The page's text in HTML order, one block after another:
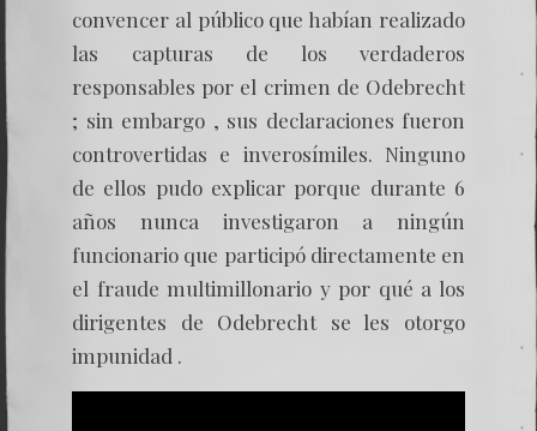
convencer al público que habían realizado
las capturas de los verdaderos
responsables por el crimen de Odebrecht
; sin embargo , sus declaraciones fueron
controvertidas e inverosímiles. Ninguno
de ellos pudo explicar porque durante 6
años nunca investigaron a ningún
funcionario que participó directamente en
el fraude multimillonario y por qué a los
dirigentes de Odebrecht se les otorgo
impunidad .